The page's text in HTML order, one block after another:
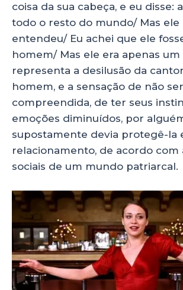
coisa da sua cabeça, e eu disse:
todo o resto do mundo/ Mas ele
entendeu/ Eu achei que ele
homem/ Mas ele era apenas um
representa a desilusão da
homem, e a sensação de não
compreendida, de ter seus
emoções diminuídos, por
supostamente devia protegê-la
relacionamento, de acordo com
sociais de um mundo patriarcal.